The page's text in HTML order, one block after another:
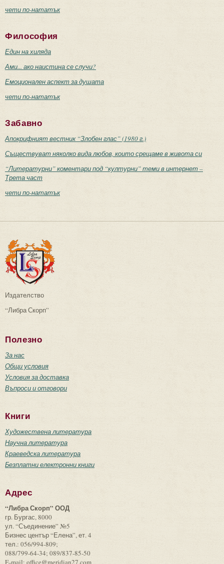
чети по-нататък
Философия
Един на хиляда
Ами... ако наистина се случи?
Емоционален аспект за душата
чети по-нататък
Забавно
Апокрифният вестник “Злобен глас” (1980 г.)
Съществуват няколко вида любов, които срещаме в живота си
“Литературни” коментари под “културни” теми в интернет –
Трета част
чети по-нататък
Издателство
“Либра Скорп”
Полезно
За нас
Общи условия
Условия за доставка
Въпроси и отговори
Книги
Художествена литература
Научна литература
Краеведска литература
Безплатни електронни книги
Адрес
“Либра Скорп” ООД
гр. Бургас, 8000
ул. “Съединение” №5
Бизнес център “Елена”, ет. 4
тел.: 056/994-809;
088/799-64-34; 089/837-85-50